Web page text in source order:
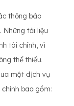
thông báo
tài liệu
tài chính, vì
thể thiếu.
một dịch vụ
bao gồm: